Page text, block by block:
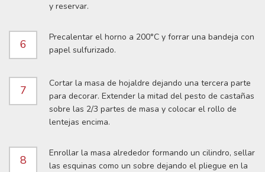
y reservar.
6
Precalentar el horno a 200°C y forrar una bandeja con
papel sulfurizado.
7
Cortar la masa de hojaldre dejando una tercera parte
para decorar. Extender la mitad del pesto de castañas
sobre las 2/3 partes de masa y colocar el rollo de
lentejas encima.
8
Enrollar la masa alrededor formando un cilindro, sellar
las esquinas como un sobre dejando el pliegue en la